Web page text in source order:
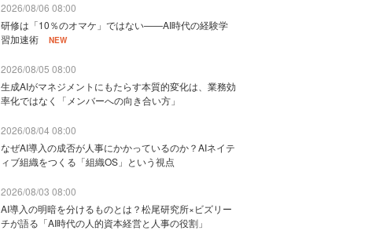
2026/08/06 08:00
研修は「10％のオマケ」ではない——AI時代の経験学
習加速術
NEW
2026/08/05 08:00
生成AIがマネジメントにもたらす本質的変化は、業務効
率化ではなく「メンバーへの向き合い方」
2026/08/04 08:00
なぜAI導入の成否が人事にかかっているのか？AIネイテ
ィブ組織をつくる「組織OS」という視点
2026/08/03 08:00
AI導入の明暗を分けるものとは？松尾研究所×ビズリー
チが語る「AI時代の人的資本経営と人事の役割」